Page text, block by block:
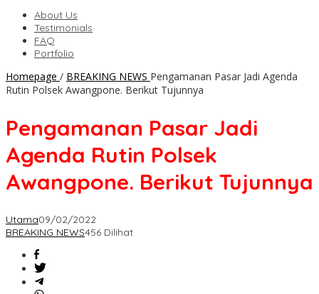
About Us
Testimonials
FAQ
Portfolio
Homepage / BREAKING NEWS Pengamanan Pasar Jadi Agenda
Rutin Polsek Awangpone. Berikut Tujunnya
Pengamanan Pasar Jadi
Agenda Rutin Polsek
Awangpone. Berikut Tujunnya
Utama09/02/2022
BREAKING NEWS456 Dilihat